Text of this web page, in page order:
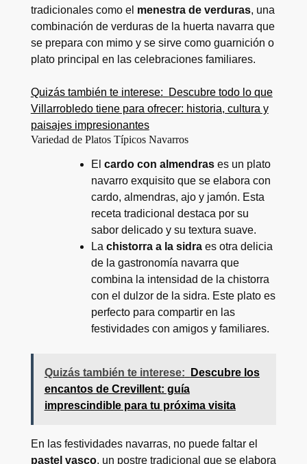
tradicionales como el menestra de verduras, una
combinación de verduras de la huerta navarra que
se prepara con mimo y se sirve como guarnición o
plato principal en las celebraciones familiares.
Quizás también te interese:
Descubre todo lo que
Villarrobledo tiene para ofrecer: historia, cultura y
paisajes impresionantes
Variedad de Platos Típicos Navarros
El cardo con almendrases un plato
navarro exquisito que se elabora con
cardo, almendras, ajo y jamón. Esta
receta tradicional destaca por su
sabor delicado y su textura suave.
La chistorra a la sidraes otra delicia
de la gastronomía navarra que
combina la intensidad de la chistorra
con el dulzor de la sidra. Este plato es
perfecto para compartir en las
festividades con amigos y familiares.
Quizás también te interese:
Descubre los
encantos de Crevillent: guía
imprescindible para tu próxima visita
En las festividades navarras, no puede faltar el
pastel vasco, un postre tradicional que se elabora